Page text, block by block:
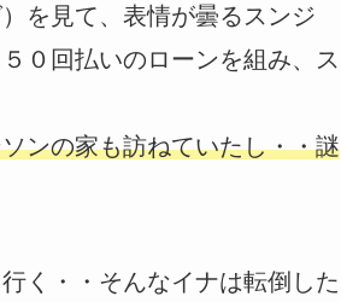
を見て、表情が曇るスンジ
０回払いのローンを組み、ス
ンの家も訪ねていたし・・謎
く・・そんなイナは転倒した